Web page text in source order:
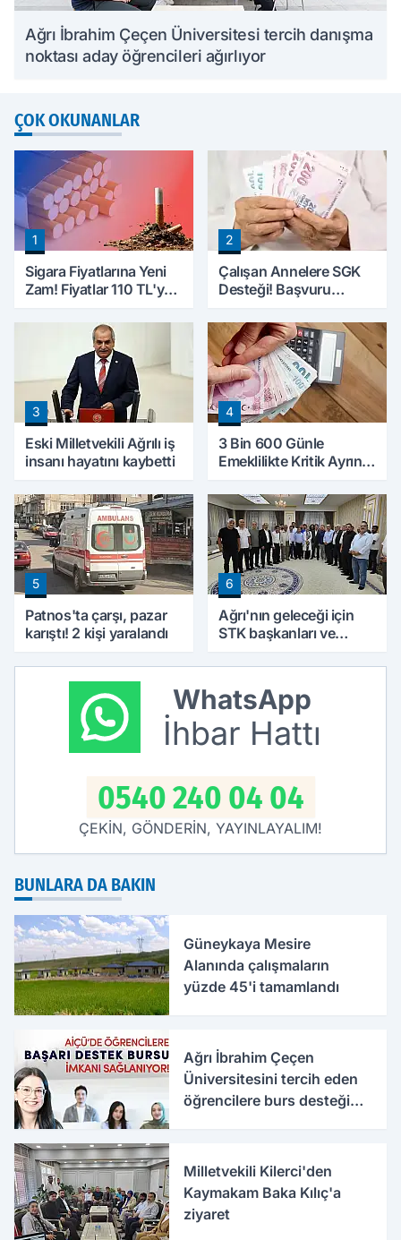
Ağrı İbrahim Çeçen Üniversitesi tercih danışma
noktası aday öğrencileri ağırlıyor
ÇOK OKUNANLAR
1
Sigara Fiyatlarına Yeni
Zam! Fiyatlar 110 TL'ye
2
Çalışan Annelere SGK
Desteği! Başvuru
Parası Alabilecekler
3
Eski Milletvekili Ağrılı iş
insanı hayatını kaybetti
4
3 Bin 600 Günle
Emeklilikte Kritik Ayrıntı!
Hesabını Değiştirebilir
5
Patnos'ta çarşı, pazar
karıştı! 2 kişi yaralandı
6
Ağrı'nın geleceği için
STK başkanları ve
araya geldi
WhatsApp
İhbar Hattı
0540 240 04 04
ÇEKİN, GÖNDERİN, YAYINLAYALIM!
BUNLARA DA BAKIN
Güneykaya Mesire
Alanında çalışmaların
yüzde 45'i tamamlandı
Ağrı İbrahim Çeçen
Üniversitesini tercih eden
öğrencilere burs desteği
Milletvekili Kilerci'den
Kaymakam Baka Kılıç'a
ziyaret